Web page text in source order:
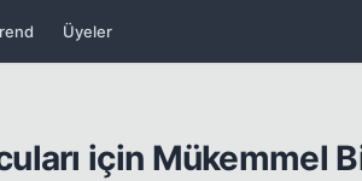
Üyeler
için Mükemmel